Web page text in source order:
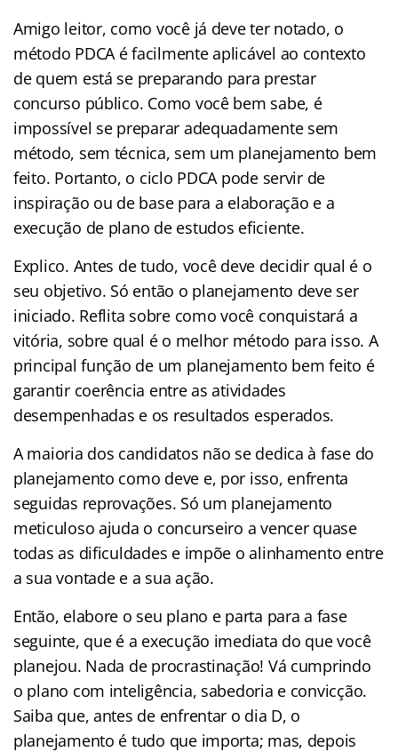
Amigo leitor, como você já deve ter notado, o
método PDCA é facilmente aplicável ao contexto
de quem está se preparando para prestar
concurso público. Como você bem sabe, é
impossível se preparar adequadamente sem
método, sem técnica, sem um planejamento bem
feito. Portanto, o ciclo PDCA pode servir de
inspiração ou de base para a elaboração e a
execução de plano de estudos eficiente.
Explico. Antes de tudo, você deve decidir qual é o
seu objetivo. Só então o planejamento deve ser
iniciado. Reflita sobre como você conquistará a
vitória, sobre qual é o melhor método para isso. A
principal função de um planejamento bem feito é
garantir coerência entre as atividades
desempenhadas e os resultados esperados.
A maioria dos candidatos não se dedica à fase do
planejamento como deve e, por isso, enfrenta
seguidas reprovações. Só um planejamento
meticuloso ajuda o concurseiro a vencer quase
todas as dificuldades e impõe o alinhamento entre
a sua vontade e a sua ação.
Então, elabore o seu plano e parta para a fase
seguinte, que é a execução imediata do que você
planejou. Nada de procrastinação! Vá cumprindo
o plano com inteligência, sabedoria e convicção.
Saiba que, antes de enfrentar o dia D, o
planejamento é tudo que importa; mas, depois